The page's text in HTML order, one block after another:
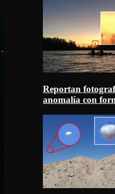
Reportan
anomalía con